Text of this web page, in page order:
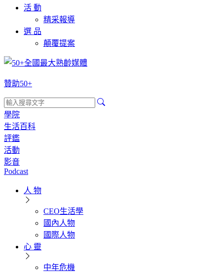
活 動
精采報導
選 品
顛覆提案
贊助50+
學院
生活百科
評鑑
活動
影音
Podcast
人 物
CEO生活學
國內人物
國際人物
心 靈
中年危機